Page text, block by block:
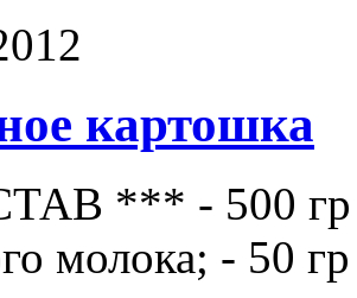
картошка
*** - 500 гр
молока; - 50